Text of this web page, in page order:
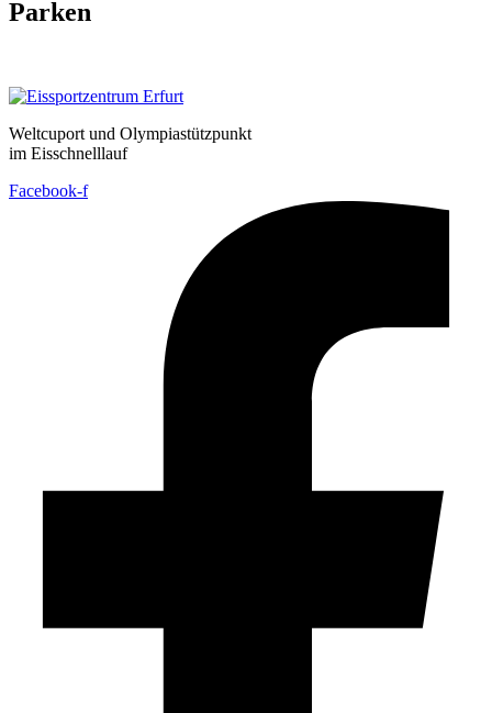
Parken
Weltcuport und Olympiastützpunkt
im Eisschnelllauf
Facebook-f